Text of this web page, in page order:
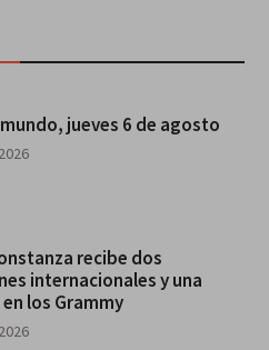
jueves 6 de agosto
recibe dos
internacionales y una
los Grammy